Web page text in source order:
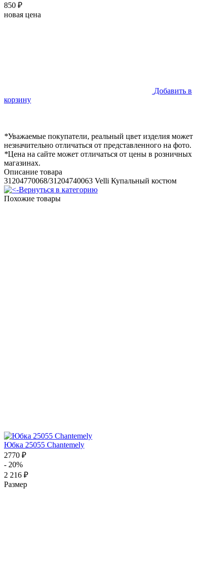
850 ₽
новая цена
Добавить в
корзину
*Уважаемые покупатели, реальный цвет изделия может
незначительно отличаться от представленного на фото.
*Цена на сайте может отличаться от цены в розничных
магазинах.
Описание товара
31204770068/31204740063 Velli Купальный костюм
Вернуться в категорию
Похожие товары
Юбка 25055 Chantemely
2770 ₽
- 20%
2 216 ₽
Размер